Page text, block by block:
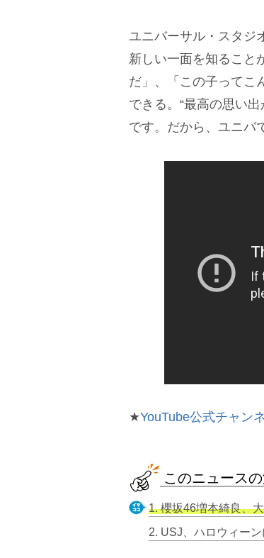
ユニバーサル・スタジ
新しい一面を知ること
だ」、「この子ってこ
できる。“最高の思い
です。だから、ユニバ
★YouTube公式チャン
このニュース
1. 櫻坂46増本綺良、大好